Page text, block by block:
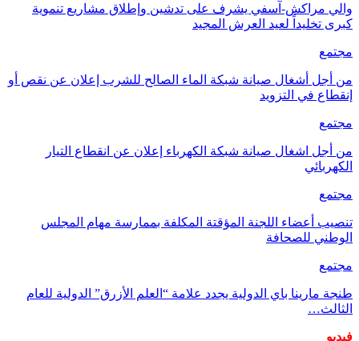
والي مراكش-آسفي يشرف على تدشين وإطلاق مشاريع تنموية
كبرى تخليداً لعيد العرش المجيد
مجتمع
من أجل أشغال صيانة شبكة الماء الصالح للشرب إعلان عن نقص أو
إنقطاع في التزويد
مجتمع
من أجل اشغال صيانة شبكة الكهرباء إعلان عن انقطاع التيار
الكهربائي
مجتمع
تنصيب أعضاء اللجنة المؤقتة المكلفة بممارسة مهام المجلس
الوطني للصحافة
مجتمع
طنجة مارينا باي الدولية يجدد علامة “العلم الأزرق” الدولية للعام
الثالث…
فيديو